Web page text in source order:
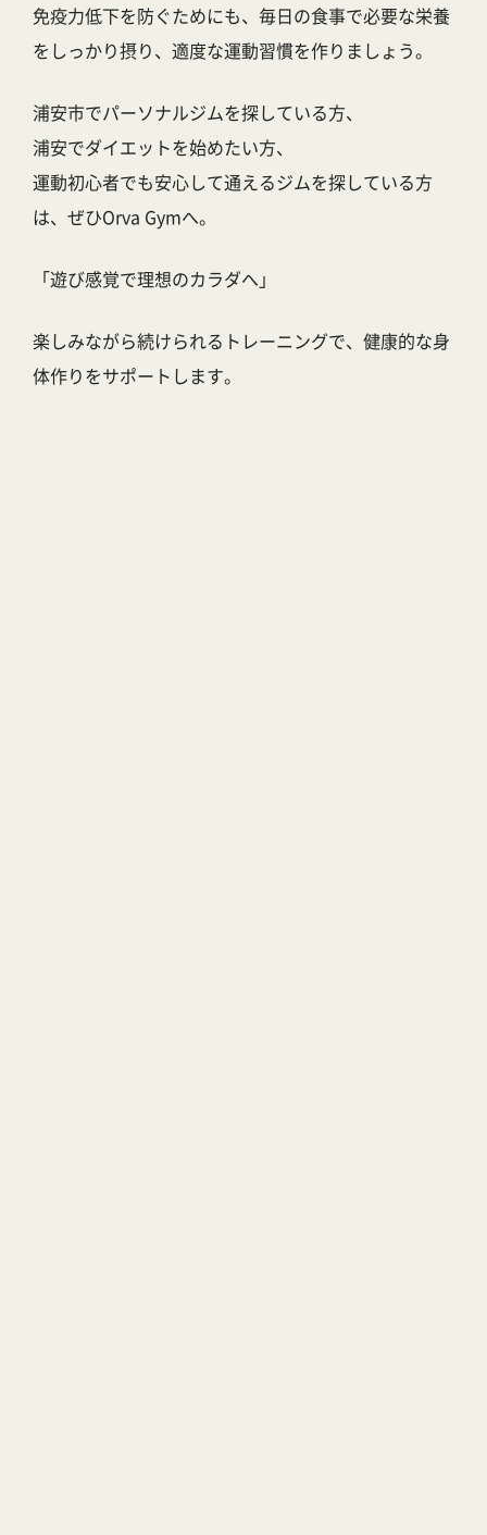
免疫力低下を防ぐためにも、毎日の食事で必要な栄養
をしっかり摂り、適度な運動習慣を作りましょう。
浦安市でパーソナルジムを探している方、
浦安でダイエットを始めたい方、
運動初心者でも安心して通えるジムを探している方
は、ぜひOrva Gymへ。
「遊び感覚で理想のカラダへ」
楽しみながら続けられるトレーニングで、健康的な身
体作りをサポートします。